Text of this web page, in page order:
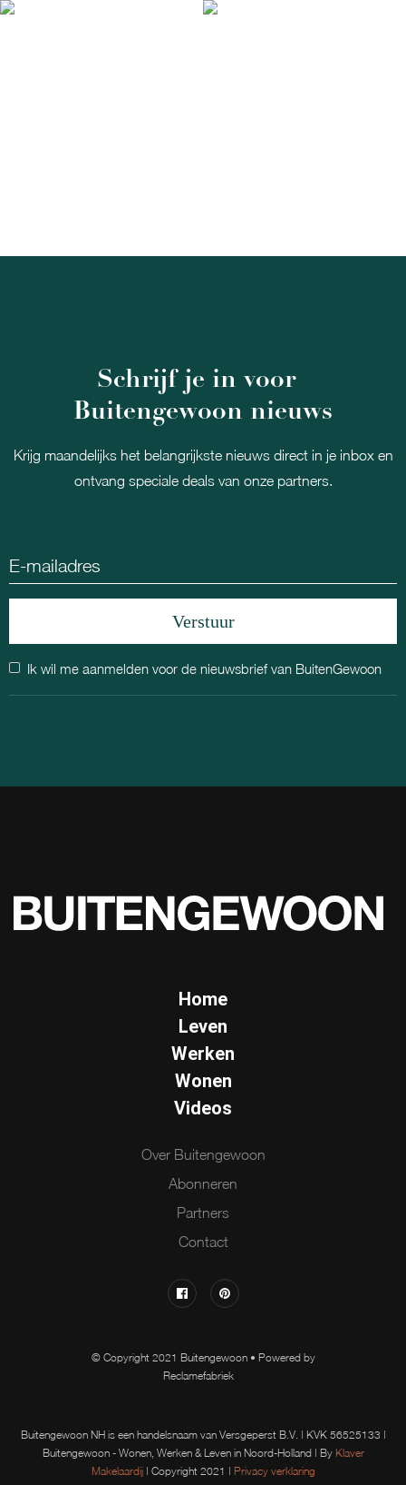
Schrijf je in voor
Buitengewoon nieuws
Krijg maandelijks het belangrijkste nieuws direct in je inbox en
ontvang speciale deals van onze partners.
Ik wil me aanmelden voor de nieuwsbrief van BuitenGewoon
Home
Leven
Werken
Wonen
Videos
Over Buitengewoon
Abonneren
Partners
Contact
© Copyright 2021 Buitengewoon • Powered by
Reclamefabriek
Buitengewoon NH is een handelsnaam van Versgeperst B.V. | KVK 56525133 |
Buitengewoon - Wonen, Werken & Leven in Noord-Holland | By Klaver
Makelaardij| Copyright 2021 | Privacy verklaring